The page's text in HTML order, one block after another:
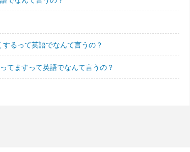
るって英語でなんて言うの？
てますって英語でなんて言うの？